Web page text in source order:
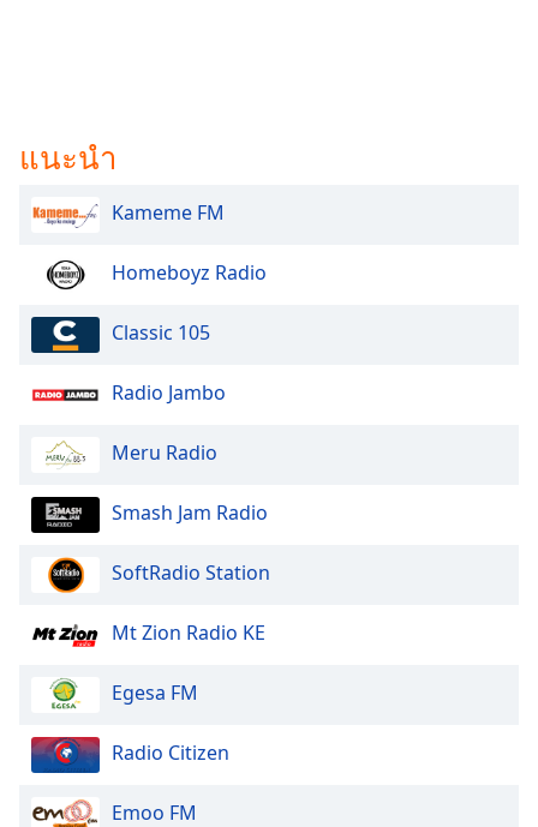
แนะนำ
Kameme FM
Homeboyz Radio
Classic 105
Radio Jambo
Meru Radio
Smash Jam Radio
SoftRadio Station
Mt Zion Radio KE
Egesa FM
Radio Citizen
Emoo FM